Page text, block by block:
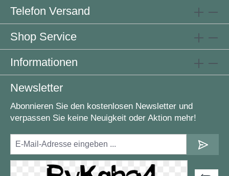
Telefon Versand
Shop Service
Informationen
Newsletter
Abonnieren Sie den kostenlosen Newsletter und
verpassen Sie keine Neuigkeit oder Aktion mehr!